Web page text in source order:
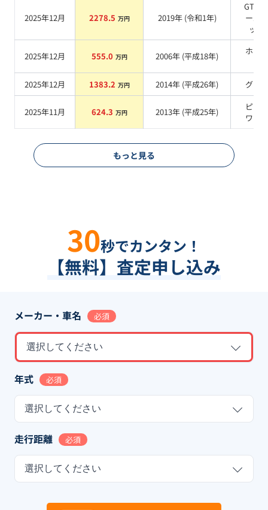
2025年12月 2278.5 万円 2019年 (令和1年)
GTシ
ーメ
ック
2025年12月 555.0 万円 2006年 (平成18年)
ホワ
2025年12月
1383.2 万円 2014年 (平成26年) グレー
2025年11月 624.3 万円 2013年 (平成25年)
ピュ
ワイト
もっと見る
30秒でカンタン！
【無料】査定申し込み
メーカー・車名 必須
選択してください
年式 必須
選択してください
走行距離 必須
選択してください